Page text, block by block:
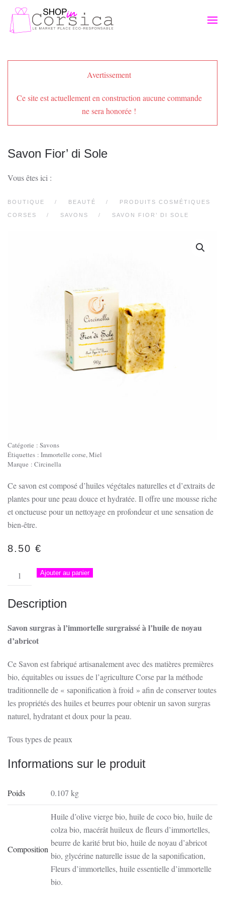
Passer au contenu principal
Avertissement
Ce site est actuellement en construction aucune commande
ne sera honorée !
Savon Fior’ di Sole
Vous êtes ici :
BOUTIQUE BEAUTÉ PRODUITS COSMÉTIQUES
CORSES SAVONS SAVON FIOR’ DI SOLE
Catégorie : Savons
Étiquettes : Immortelle corse,Miel
Marque : Circinella
Ce savon est composé d’huiles végétales naturelles et d’extraits de
plantes pour une peau douce et hydratée. Il offre une mousse riche
et onctueuse pour un nettoyage en profondeur et une sensation de
bien-être.
8.50 €
quantité
de
Savon
Fior'
di
Sole
Ajouter au panier
Description
Savon surgras à l’immortelle surgraissé à l’huile de noyau
d’abricot
Ce Savon est fabriqué artisanalement avec des matières premières
bio, équitables ou issues de l’agriculture Corse par la méthode
traditionnelle de « saponification à froid » afin de conserver toutes
les propriétés des huiles et beurres pour obtenir un savon surgras
naturel, hydratant et doux pour la peau.
Tous types de peaux
Informations sur le produit
Poids 0.107 kg
Composition
Huile d’olive vierge bio, huile de coco bio, huile de
colza bio, macérât huileux de fleurs d’immortelles,
beurre de karité brut bio, huile de noyau d’abricot
bio, glycérine naturelle issue de la saponification,
Fleurs d’immortelles, huile essentielle d’immortelle
bio.